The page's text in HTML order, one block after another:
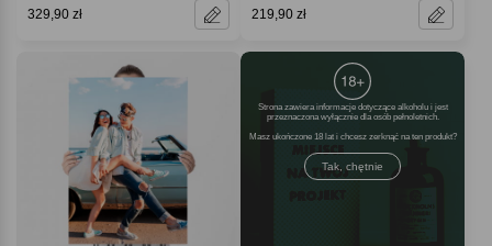
329,90 zł 219,90 zł
Strona zawiera informacje dotyczące alkoholu i jest
przeznaczona wyłącznie dla osób pełnoletnich.
Masz ukończone 18 lat i chcesz zerknąć na ten produkt
Tak, chętnie